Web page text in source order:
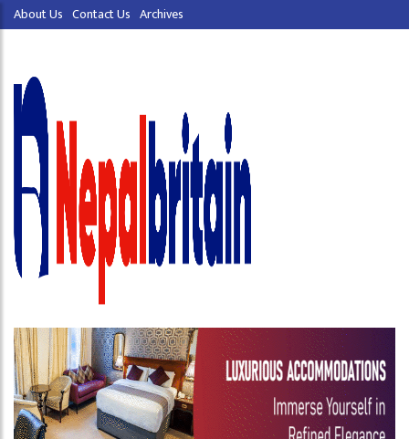
About Us Contact Us Archives